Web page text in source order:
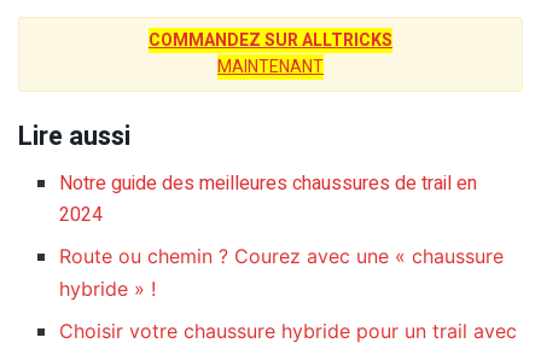
COMMANDEZ SUR ALLTRICKS
MAINTENANT
Lire aussi
Notre guide des meilleures chaussures de trail en
2024
Route ou chemin ? Courez avec une « chaussure
hybride » !
Choisir votre chaussure hybride pour un trail avec